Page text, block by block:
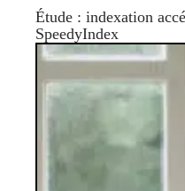
Étude : indexation
SpeedyIndex